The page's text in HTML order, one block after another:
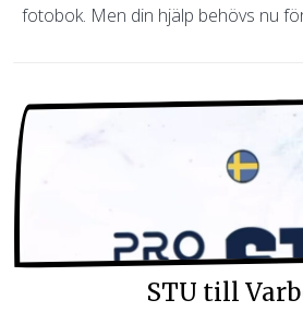
fotobok. Men din hjälp behövs nu
STU till